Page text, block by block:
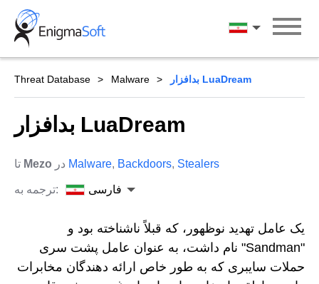
Skip
content
فارسی
Threat Database Malware بدافزار LuaDream
بدافزار LuaDream
Mezo Malware, Backdoors, Stealers
ترجمه به: فارسی
یک عامل تهدید نوظهور، که قبلاً ناشناخته بود و
"Sandman" نام داشت، به عنوان عامل پشت سری
حملات سایبری که به طور خاص ارائه دهندگان مخابرات